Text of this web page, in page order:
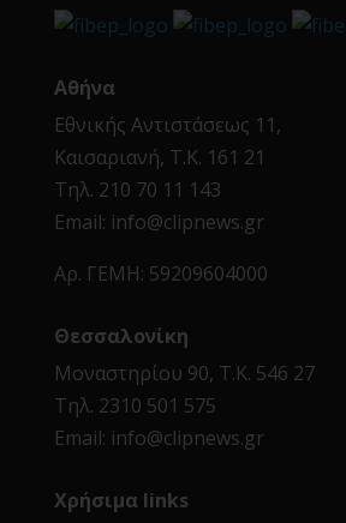
Αθήνα
Εθνικής Αντιστάσεως 11,
Καισαριανή, Τ.Κ. 161 21
Τηλ. 210 70 11 143
Email: info@clipnews.gr
Αρ. ΓΕΜΗ: 59209604000
Θεσσαλονίκη
Μοναστηρίου 90, Τ.Κ. 546 27
Τηλ. 2310 501 575
Email: info@clipnews.gr
Χρήσιμα links